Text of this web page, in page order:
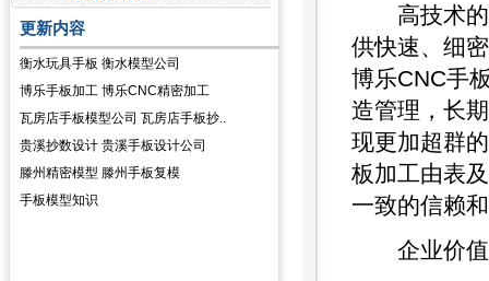
更新内容
衡水玩具手板 衡水模型公司
博乐手板加工 博乐CNC精密加工
瓦房店手板模型公司 瓦房店手板抄..
贵溪抄数设计 贵溪手板设计公司
滕州精密模型 滕州手板复模
手板模型知识
高技术的
供快速、细
博乐CNC手
造管理，长
现更加超群
板加工由表
一致的信赖
企业价值